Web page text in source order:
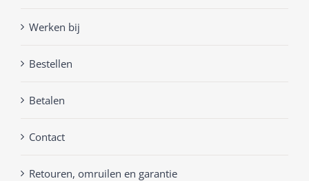
Werken bij
Bestellen
Betalen
Contact
Retouren, omruilen en garantie